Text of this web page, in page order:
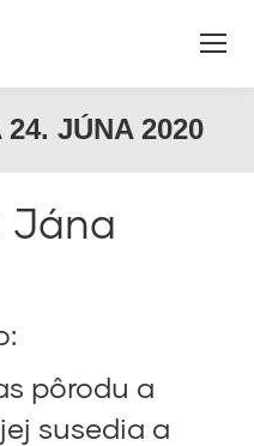
JÚNA 2020
Jána
pôrodu a
susedia a